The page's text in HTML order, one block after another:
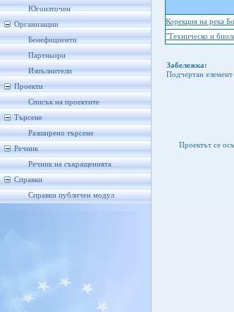
Югоизточен
Организации
Бенефициенти
Партньори
Изпълнители
Проекти
Списък на проектите
Търсене
Разширено търсене
Речник
Речник на съкращенията
Справки
Справки публичен модул
Корекция на река
"Техническо и
Забележка:
Подчертан елемент
Проектът се